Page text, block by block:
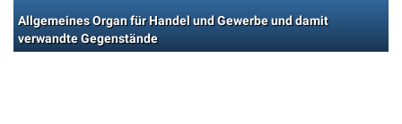
Allgemeines Organ für Handel und Gewerbe und damit
verwandte Gegenstände